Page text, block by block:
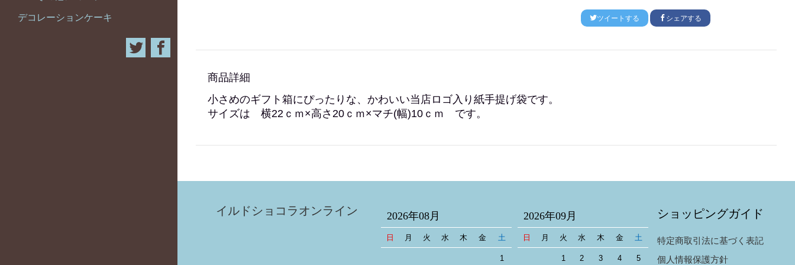
デコレーションケーキ ツイートする シェアする
商品詳細
小さめのギフト箱にぴったりな、かわいい当店ロゴ入り紙手提げ袋です。
サイズは 横22ｃｍ×高さ20ｃｍ×マチ(幅)10ｃｍ です。
イルドショコラオンライン 2026年08月
日 月 火 水 木 金 土
1
2026年09月
日 月 火 水 木 金 土
1 2 3 4 5
ショッピングガイド
特定商取引法に基づく表記
個人情報保護方針